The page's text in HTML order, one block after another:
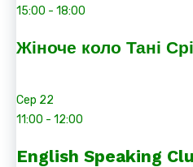
15:00 - 18:00
Жіноче коло Тані
Сер 22
11:00 - 12:00
English Speaking